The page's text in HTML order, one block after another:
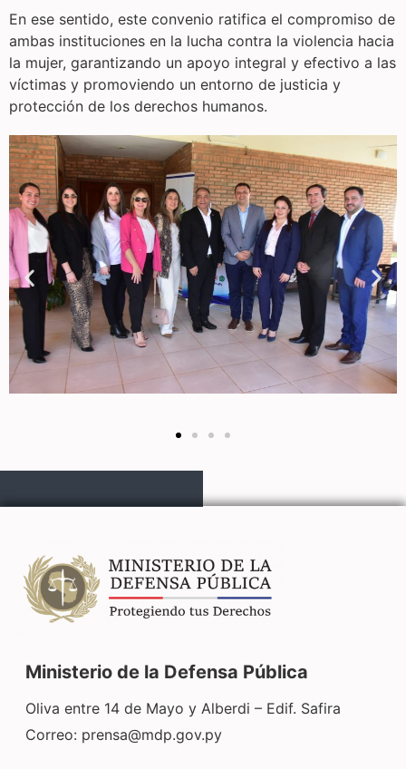
En ese sentido, este convenio ratifica el compromiso de
ambas instituciones en la lucha contra la violencia hacia
la mujer, garantizando un apoyo integral y efectivo a las
víctimas y promoviendo un entorno de justicia y
protección de los derechos humanos.
Ministerio de la Defensa Pública
Oliva entre 14 de Mayo y Alberdi – Edif. Safira
Correo: prensa@mdp.gov.py